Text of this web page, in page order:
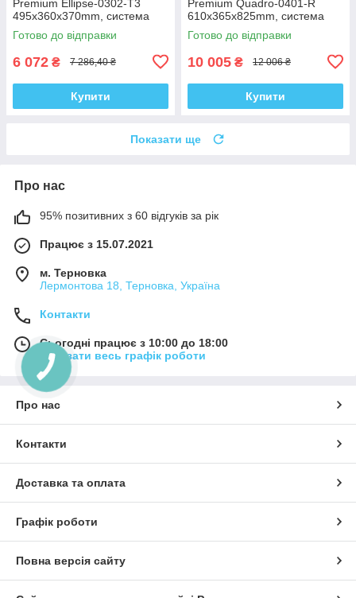
Premium Ellipse-0302-T3
495x360x370mm, система
змиву Tornado 3.0 (MP6462)
Готово до відправки
6 072 ₴ 7 286,40 ₴
Купити
Premium Quadro-0401-R
610x365x825mm, система
змиву RIMLESS (MP6457)
Готово до відправки
10 005 ₴ 12 006 ₴
Купити
Показати ще
Про нас
95% позитивних з 60 відгуків за рік
Працює з 15.07.2021
м. Терновка
Лермонтова 18, Терновка, Україна
Контакти
Сьогодні працює з 10:00 до 18:00
Показати весь графік роботи
Про нас
Контакти
Доставка та оплата
Графік роботи
Повна версія сайту